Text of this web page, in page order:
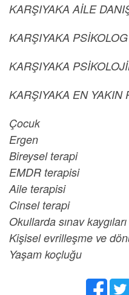
KARŞIYAKA AİLE
KARŞIYAKA PSİKOLOG
KARŞIYAKA
KARŞIYAKA EN YAKIN
Çocuk
Ergen
Bireysel terapi
EMDR terapisi
Aile terapisi
Cinsel terapi
Okullarda sınav kaygıları
Kişisel evrilleşme ve
Yaşam koçluğu